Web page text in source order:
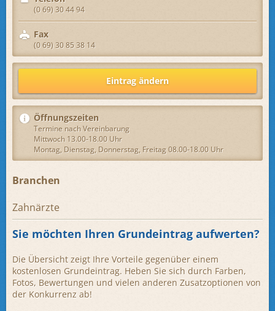
(0 69) 30 44 94
Fax
(0 69) 30 85 38 14
Eintrag ändern
Öffnungszeiten
Termine nach Vereinbarung
Mittwoch 13.00-18.00 Uhr
Montag, Dienstag, Donnerstag, Freitag 08.00-18.00 Uhr
Branchen
Zahnärzte
Sie möchten Ihren Grundeintrag aufwerten?
Die Übersicht zeigt Ihre Vorteile gegenüber einem
kostenlosen Grundeintrag. Heben Sie sich durch Farben,
Fotos, Bewertungen und vielen anderen Zusatzoptionen von
der Konkurrenz ab!